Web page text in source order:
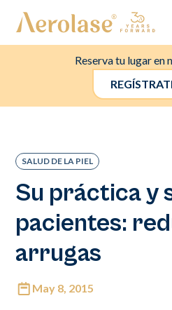
Reserva tu lugar en
SALUD DE LA PIEL
Su práctica y
pacientes:
arrugas
May 8, 2015